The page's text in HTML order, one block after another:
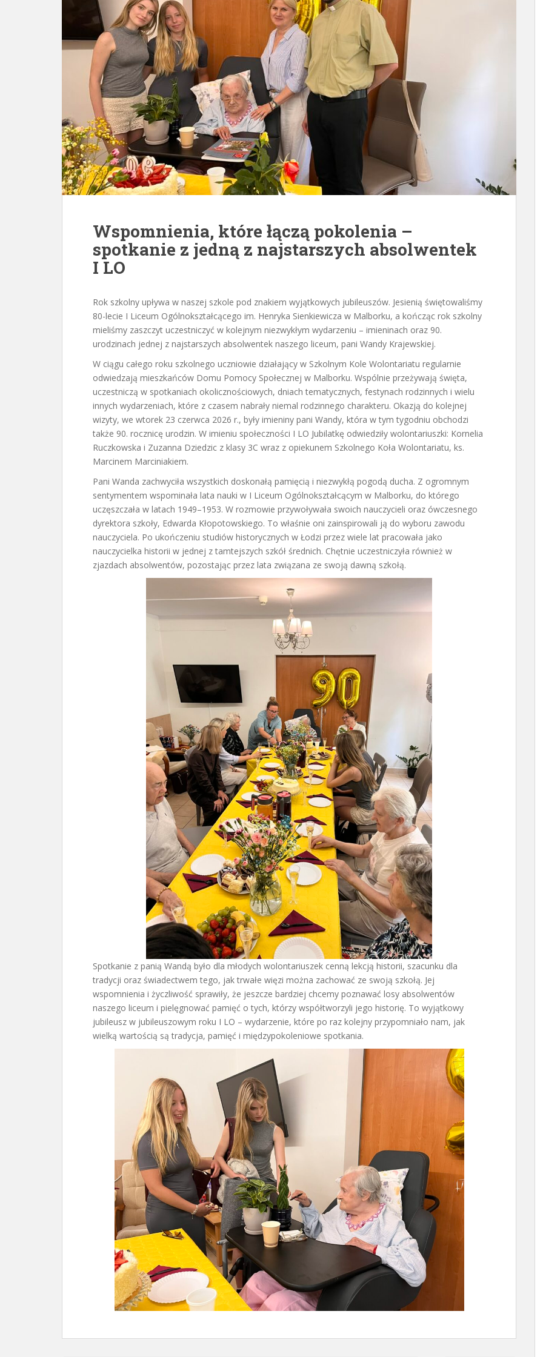
Wspomnienia, które łączą pokolenia –
spotkanie z jedną z najstarszych absolwentek
I LO
Rok szkolny upływa w naszej szkole pod znakiem wyjątkowych jubileuszów. Jesienią świętowaliśmy
80-lecie I Liceum Ogólnokształcącego im. Henryka Sienkiewicza w Malborku, a kończąc rok szkolny
mieliśmy zaszczyt uczestniczyć w kolejnym niezwykłym wydarzeniu – imieninach oraz 90.
urodzinach jednej z najstarszych absolwentek naszego liceum, pani Wandy Krajewskiej.
W ciągu całego roku szkolnego uczniowie działający w Szkolnym Kole Wolontariatu regularnie
odwiedzają mieszkańców Domu Pomocy Społecznej w Malborku. Wspólnie przeżywają święta,
uczestniczą w spotkaniach okolicznościowych, dniach tematycznych, festynach rodzinnych i wielu
innych wydarzeniach, które z czasem nabrały niemal rodzinnego charakteru. Okazją do kolejnej
wizyty, we wtorek 23 czerwca 2026 r., były imieniny pani Wandy, która w tym tygodniu obchodzi
także 90. rocznicę urodzin. W imieniu społeczności I LO Jubilatkę odwiedziły wolontariuszki: Kornelia
Ruczkowska i Zuzanna Dziedzic z klasy 3C wraz z opiekunem Szkolnego Koła Wolontariatu, ks.
Marcinem Marciniakiem.
Pani Wanda zachwyciła wszystkich doskonałą pamięcią i niezwykłą pogodą ducha. Z ogromnym
sentymentem wspominała lata nauki w I Liceum Ogólnokształcącym w Malborku, do którego
uczęszczała w latach 1949–1953. W rozmowie przywoływała swoich nauczycieli oraz ówczesnego
dyrektora szkoły, Edwarda Kłopotowskiego. To właśnie oni zainspirowali ją do wyboru zawodu
nauczyciela. Po ukończeniu studiów historycznych w Łodzi przez wiele lat pracowała jako
nauczycielka historii w jednej z tamtejszych szkół średnich. Chętnie uczestniczyła również w
zjazdach absolwentów, pozostając przez lata związana ze swoją dawną szkołą.
Spotkanie z panią Wandą było dla młodych wolontariuszek cenną lekcją historii, szacunku dla
tradycji oraz świadectwem tego, jak trwałe więzi można zachować ze swoją szkołą. Jej
wspomnienia i życzliwość sprawiły, że jeszcze bardziej chcemy poznawać losy absolwentów
naszego liceum i pielęgnować pamięć o tych, którzy współtworzyli jego historię. To wyjątkowy
jubileusz w jubileuszowym roku I LO – wydarzenie, które po raz kolejny przypomniało nam, jak
wielką wartością są tradycja, pamięć i międzypokoleniowe spotkania.